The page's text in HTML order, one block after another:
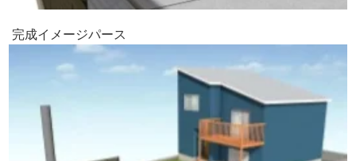
完成イメージパース